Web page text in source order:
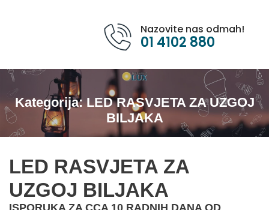
Nazovite nas odmah!
01 4102 880
Kategorija:LED RASVJETA ZA UZGOJ
BILJAKA
LED RASVJETA ZA
UZGOJ BILJAKA
ISPORUKA ZA CCA 10 RADNIH DANA OD